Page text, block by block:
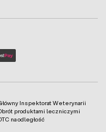
Inspektorat Weterynarii
produktami leczniczymi
na odległość